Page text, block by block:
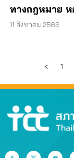
ทางกฎหมาย
11 สิงหาคม 2566
< 1